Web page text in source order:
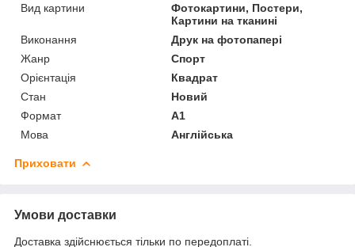
Вид картини
Фотокартини, Постери,
Картини на тканині
Виконання
Друк на фотопапері
Жанр
Спорт
Орієнтація
Квадрат
Стан
Новий
Формат
А1
Мова
Англійська
Приховати
Умови доставки
Доставка здійснюється тільки по передоплаті.